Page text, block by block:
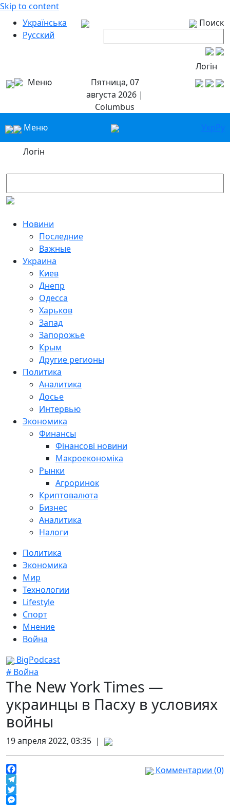
Skip to content
Українська
Русский
Поиск
Логін
Меню
Пятница, 07
августа 2026 |
Columbus
Меню
УкрРу
Логін
Новини
Последние
Важные
Украина
Киев
Днепр
Одесса
Харьков
Запад
Запорожье
Крым
Другие регионы
Политика
Аналитика
Досье
Интервью
Экономика
Финансы
Фінансові новини
Макроекономіка
Рынки
Агроринок
Криптовалюта
Бизнес
Аналитика
Налоги
Политика
Экономика
Мир
Технологии
Lifestyle
Спорт
Мнение
Война
BigPodcast
# Война
The New York Times —
украинцы в Пасху в условиях
войны
19 апреля 2022, 03:35 |
Facebook
Telegram
Twitter
Комментарии (0)